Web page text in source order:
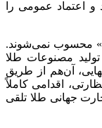
و اعتماد عمومی را
محسوب نمی‌شوند.
مصنوعات طلا
آن‌هم از طریق
اقدامی کاملاً
جهانی طلا تلقی